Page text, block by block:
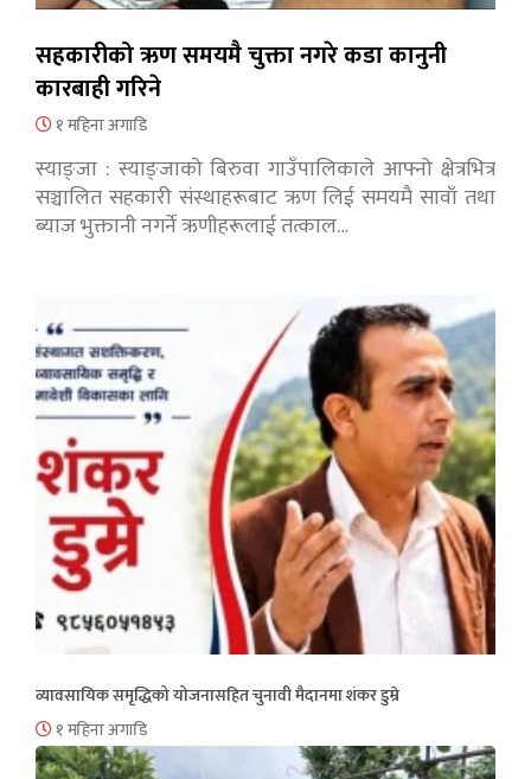
सहकारीको ऋण समयमै चुक्ता नगरे कडा कानुनी
कारबाही गरिने
१ महिना अगाडि
स्याङ्जा : स्याङ्जाको बिरुवा गाउँपालिकाले आफ्नो क्षेत्रभित्र
सञ्चालित सहकारी संस्थाहरूबाट ऋण लिई समयमै सावाँ तथा
ब्याज भुक्तानी नगर्ने ऋणीहरूलाई तत्काल…
व्यावसायिक समृद्धिको योजनासहित चुनावी मैदानमा शंकर डुम्रे
१ महिना अगाडि